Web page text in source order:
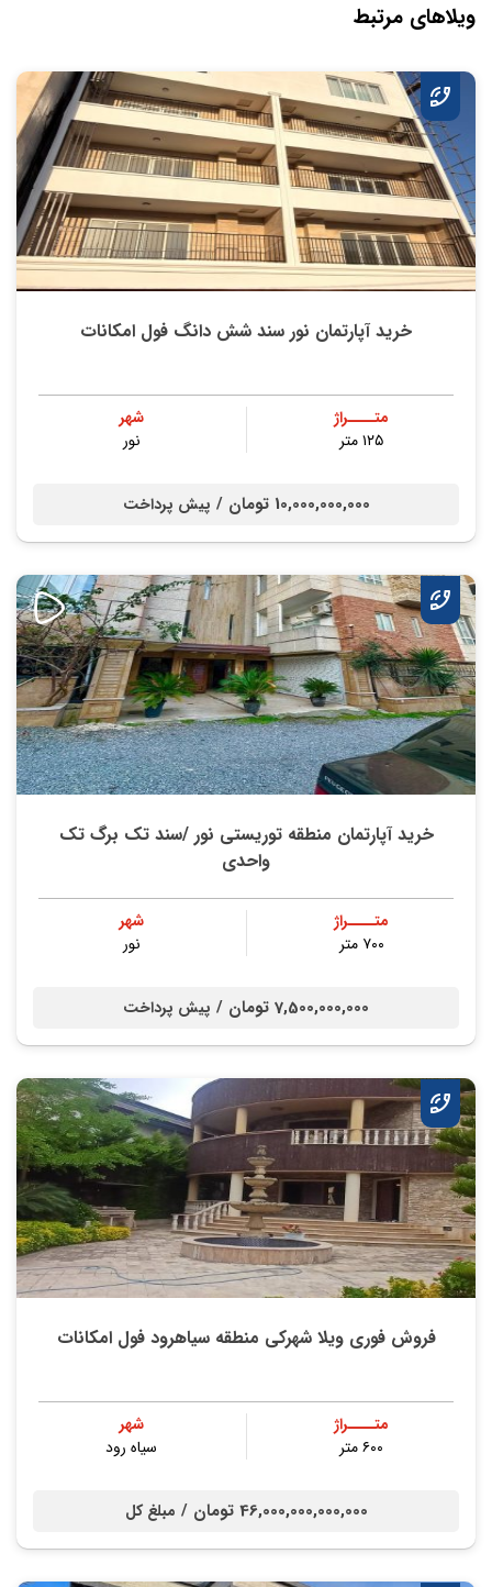
ویلاهای مرتبط
خرید آپارتمان نور سند شش دانگ فول امکانات
متــــراژ
۱۲۵ متر
شهر
نور
10,000,000,000 تومان / پیش پرداخت
خرید آپارتمان منطقه توریستی نور /سند تک برگ تک
واحدی
متــــراژ
۷۰۰ متر
شهر
نور
7,500,000,000 تومان / پیش پرداخت
فروش فوری ویلا شهرکی منطقه سیاهرود فول امکانات
متــــراژ
۶۰۰ متر
شهر
سیاه رود
46,000,000,000,000 تومان / مبلغ کل